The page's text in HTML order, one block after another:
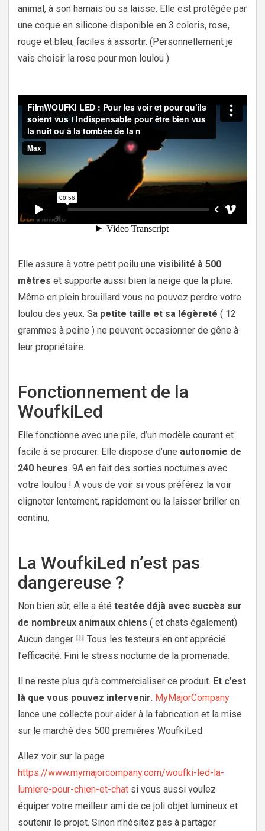
animal, à son harnais ou sa laisse. Elle est protégée par
une coque en silicone disponible en 3 coloris, rose,
rouge et bleu, faciles à assortir. (Personnellement je
vais choisir la rose pour mon loulou )
Elle assure à votre petit poilu une visibilité à 500
mètres et supporte aussi bien la neige que la pluie.
Même en plein brouillard vous ne pouvez perdre votre
loulou des yeux. Sa petite taille et sa légèreté ( 12
grammes à peine ) ne peuvent occasionner de gêne à
leur propriétaire.
Fonctionnement de la
WoufkiLed
Elle fonctionne avec une pile, d’un modèle courant et
facile à se procurer. Elle dispose d’une autonomie de
240 heures. 9A en fait des sorties nocturnes avec
votre loulou ! A vous de voir si vous préférez la voir
clignoter lentement, rapidement ou la laisser briller en
continu.
La WoufkiLed n’est pas
dangereuse ?
Non bien sûr, elle a été testée déjà avec succès sur
de nombreux animaux chiens ( et chats également)
Aucun danger !!! Tous les testeurs en ont apprécié
l’efficacité. Fini le stress nocturne de la promenade.
Il ne reste plus qu’à commercialiser ce produit. Et c’est
là que vous pouvez intervenir. MyMajorCompany
lance une collecte pour aider à la fabrication et la mise
sur le marché des 500 premières WoufkiLed.
Allez voir sur la page
https://www.mymajorcompany.com/woufki-led-la-
lumiere-pour-chien-et-chat si vous aussi voulez
équiper votre meilleur ami de ce joli objet lumineux et
soutenir le projet. Sinon n’hésitez pas à partager